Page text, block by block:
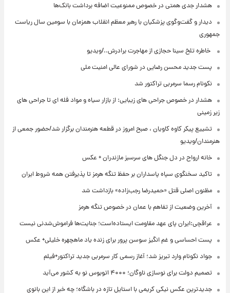
هشدار جدی همتی در خصوص ممنوعیت اضافه ‌برداشت بانک‌ها
دیدار و گفت‌وگوی پزشکیان با رهبر معظم انقلاب همزمان با سومین سال ریاست
جمهوری
⁨ خاطره تلخ سینا حجازی از مهاجرت برادرش../ویدیو
پست جدید محسن رضایی در شورای عالی امنیت ملی
نکونام رسما سرمربی تراکتور شد
هشدار در خصوص جراحی های زیبایی: از بازار سیاه و مواد فله ای تا جراحی های
زیر زمینی
تشییع پیکر کاوه کاویان ، صبح امروز در قطعه هنرمندان برگزار شد/حضور جمعی از
هنرمندان/ویدیو
خانه ارواح در دل جنگل های سرسبز مازندران + عکس
تاکید سخنگوی سپاه پاسداران بر حفظ تنگه هرمز تا پذیرفتن همه شروط ایران
مظنون اصلی قتل «حمیدرضا رجب‌زاده» بازداشت شد
آخرین وضعیت از تفاهم با عمان در خصوص تنگه هرمز
عراقچی:ایران پای عهد مقاومت ایستاده‌است؛ جنایت‌ها فراموش‌شدنی نیست
پست احساسی و غم انگیز سوسن پرور برای زنده یاد ماهچهره خلیلی+ عکس
جواد نکونام وارد تبریز شد؛ آغاز رسمی کار سرمربی جدید تراکتور+فیلم
تصمیم دولت برای نوسازی ناوگان؛ ۴۰۰۰ اتوبوس نو به کشور می‌آید
جدیدترین عکس نیکی کریمی با استایل تازه در باشگاه؛ چه خبر از این بانوی